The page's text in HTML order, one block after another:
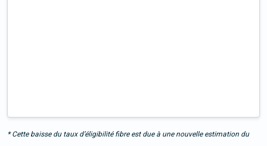
* Cette baisse du taux d’éligibilité fibre est due à une nouvelle estimation du